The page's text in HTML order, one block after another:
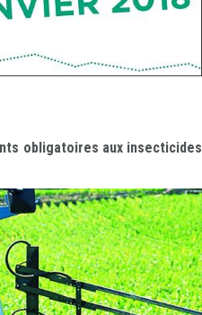
obligatoires aux insecticides